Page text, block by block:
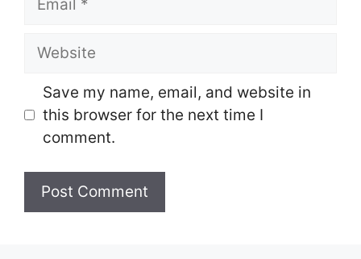
Website
Save my name, email, and website in
this browser for the next time I
comment.